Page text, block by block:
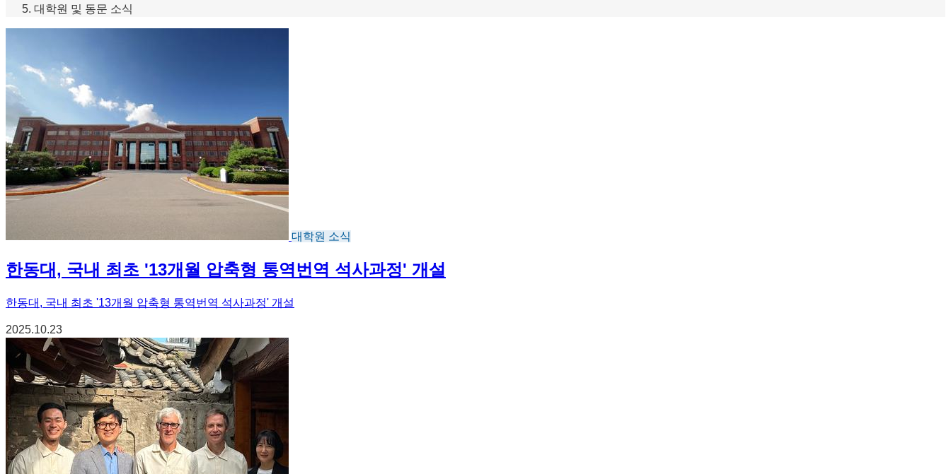
대학원 및 동문 소식
대학원 소식
한동대, 국내 최초 '13개월 압축형 통역번역 석사과정' 개설
한동대, 국내 최초 '13개월 압축형 통역번역 석사과정' 개설
2025.10.23